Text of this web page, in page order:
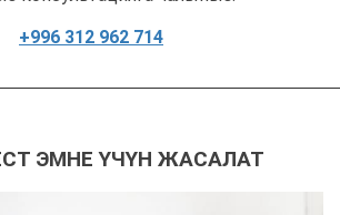
+996 312 962 714
ЭМНЕ ҮЧҮН ЖАСАЛАТ